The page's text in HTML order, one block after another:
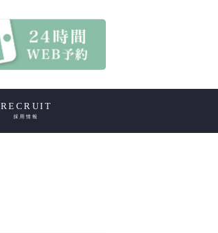
RECRUIT
採用情報